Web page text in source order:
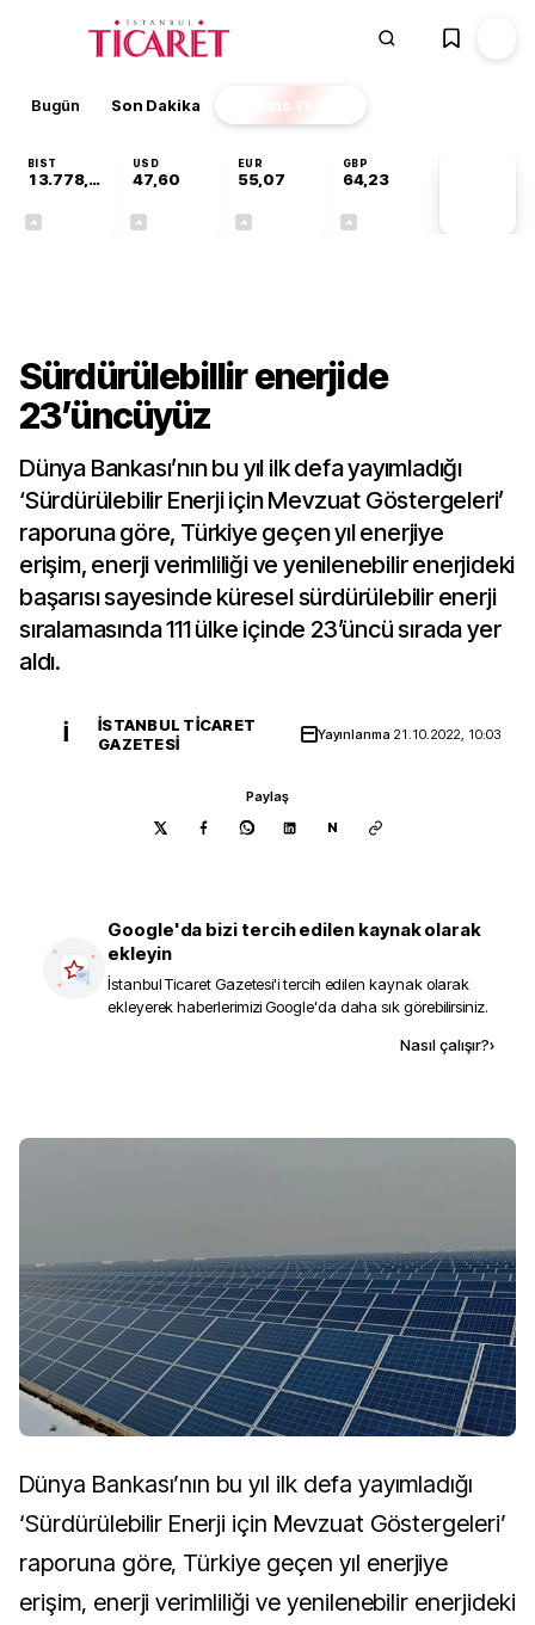
Bugün Son Dakika Finans EKSTRA
BIST
13.778,97
USD
47,60
EUR
55,07
GBP
64,23
Sürdürülebillir enerjide
23’üncüyüz
Dünya Bankası’nın bu yıl ilk defa yayımladığı
‘Sürdürülebilir Enerji için Mevzuat Göstergeleri’
raporuna göre, Türkiye geçen yıl enerjiye
erişim, enerji verimliliği ve yenilenebilir enerjideki
başarısı sayesinde küresel sürdürülebilir enerji
sıralamasında 111 ülke içinde 23’üncü sırada yer
aldı.
İ
İSTANBUL TICARET
GAZETESI
Yayınlanma 21.10.2022, 10:03
Paylaş
N
Google'da bizi tercih edilen kaynak olarak
ekleyin
İstanbul Ticaret Gazetesi'i tercih edilen kaynak olarak
ekleyerek haberlerimizi Google'da daha sık görebilirsiniz.
Nasıl çalışır?›
Dünya Bankası’nın bu yıl ilk defa yayımladığı
‘Sürdürülebilir Enerji için Mevzuat Göstergeleri’
raporuna göre, Türkiye geçen yıl enerjiye
erişim, enerji verimliliği ve yenilenebilir enerjideki